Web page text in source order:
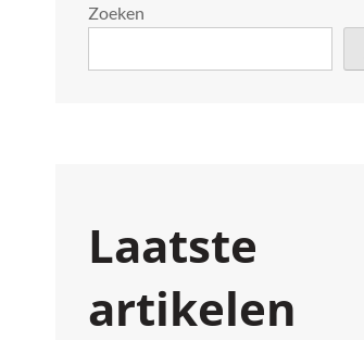
Zoeken
Laatste
artikelen